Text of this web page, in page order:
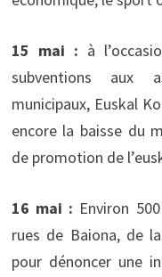
15 mai : à
subventions aux
municipaux, Euskal
encore la baisse du
de promotion de
16 mai : Environ
rues de Baiona, de
pour dénoncer une